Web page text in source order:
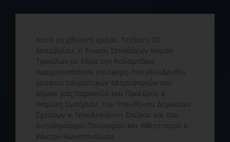
Κατά τη χθεσινή ημέρα, Τετάρτη 02
Νοεμβρίου, η Ένωση Ξενοδόχων Νομού
Τρικάλων με έδρα την Καλαμπάκα,
πραγματοποίησε επίσκεψη στο νέο ιδρυθέν
γραφείο τουριστικών πληροφοριών του
Δήμου μας παρουσία του Προέδρου κ.
Φαμίση Σωτήριου, του Υπευθύνου Δημοσίων
Σχέσεων κ. Νικολογιάννη Σπύρου και του
Αντιδημάρχου Τουρισμού και Αθλητισμού κ.
Ράντου Κωνσταντίνου.